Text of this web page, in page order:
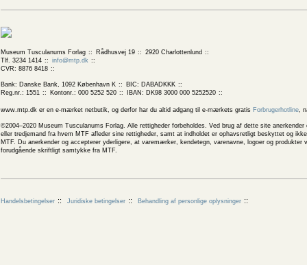
Museum Tusculanums Forlag Rådhusvej 19
2920 Charlottenlund
Tlf. 3234 1414
info@mtp.dk
CVR: 8876 8418
Bank: Danske Bank, 1092 København K
BIC: DABADKKK
Reg.nr.: 1551
Kontonr.: 000 5252 520 IBAN: DK98 3000 000 5252520
www.mtp.dk er en e-mærket netbutik, og derfor har du altid adgang til e-mærkets gratis Forbrugerhotline,
©2004–2020 Museum Tusculanums Forlag. Alle rettigheder forbeholdes. Ved brug af dette site
eller tredjemand fra hvem MTF afleder sine rettigheder, samt at indholdet er ophavsretligt beskyttet og
MTF. Du anerkender og accepterer yderligere, at varemærker, kendetegn, varenavne, logoer og
forudgående skriftligt samtykke fra MTF.
Handelsbetingelser Juridiske betingelser Behandling af personlige oplysninger